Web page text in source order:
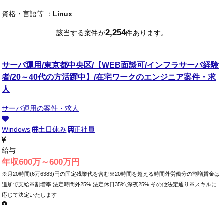
資格・言語等 ： Linux
該当する案件が2,254件あります。
サーバ運用/東京都中央区/【WEB面談可/インフラサーバ経験
者/20～40代の方活躍中】/在宅ワークのエンジニア案件・求
人
サーバ運用の案件・求人
Windows 土日休み 正社員
給与
年収600万～600万円
※月20時間(6万6383)円の固定残業代を含む※20時間を超える時間外労働分の割増賃金は
追加で支給※割増率:法定時間外25%,法定休日35%,深夜25%,その他法定通り※スキルに
応じて決定いたします